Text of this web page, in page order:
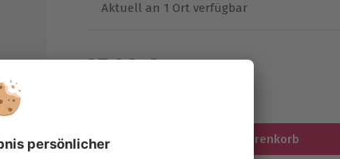
Aktuell an 1 Ort verfügbar
37,90 €
In den Warenkorb